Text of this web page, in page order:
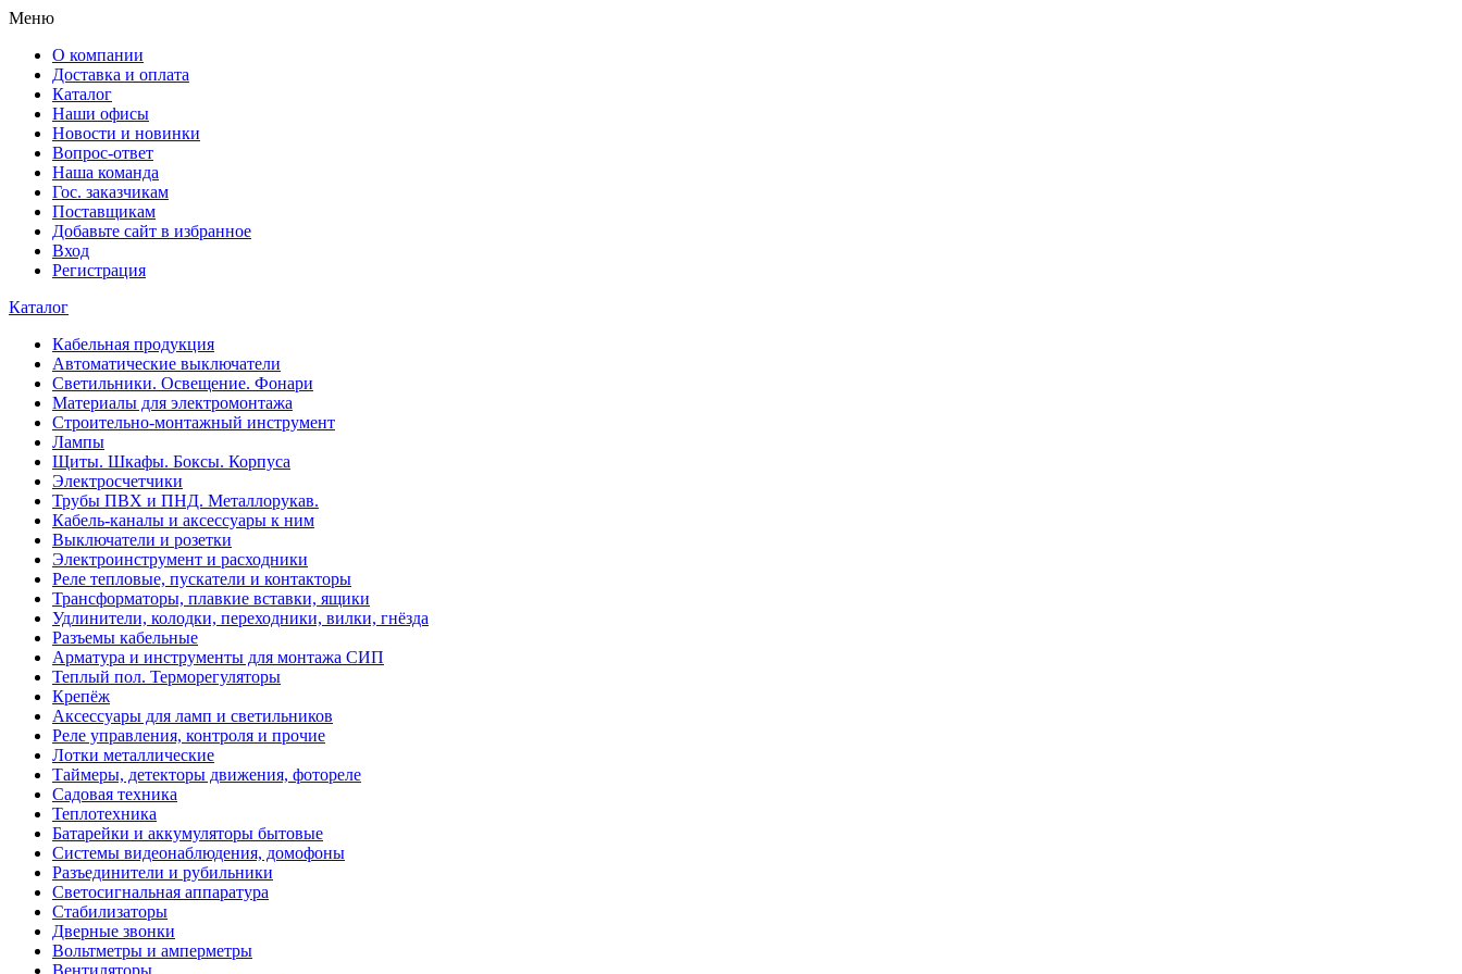
Меню
О компании
Доставка и оплата
Каталог
Наши офисы
Новости и новинки
Вопрос-ответ
Наша команда
Гос. заказчикам
Поставщикам
Добавьте сайт в избранное
Вход
Регистрация
Каталог
Кабельная продукция
Автоматические выключатели
Светильники. Освещение. Фонари
Материалы для электромонтажа
Строительно-монтажный инструмент
Лампы
Щиты. Шкафы. Боксы. Корпуса
Электросчетчики
Трубы ПВХ и ПНД. Металлорукав.
Кабель-каналы и аксессуары к ним
Выключатели и розетки
Электроинструмент и расходники
Реле тепловые, пускатели и контакторы
Трансформаторы, плавкие вставки, ящики
Удлинители, колодки, переходники, вилки, гнёзда
Разъемы кабельные
Арматура и инструменты для монтажа СИП
Теплый пол. Терморегуляторы
Крепёж
Аксессуары для ламп и светильников
Реле управления, контроля и прочие
Лотки металлические
Таймеры, детекторы движения, фотореле
Садовая техника
Теплотехника
Батарейки и аккумуляторы бытовые
Системы видеонаблюдения, домофоны
Разъединители и рубильники
Светосигнальная аппаратура
Стабилизаторы
Дверные звонки
Вольтметры и амперметры
Вентиляторы